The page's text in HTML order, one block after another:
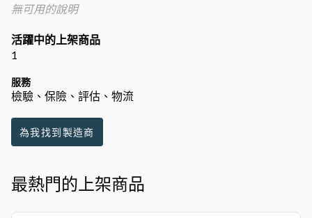
無可用的說明
活躍中的上架商品
1
服務
檢驗、保險、評估、物流
為我找到製造商
最熱門的上架商品